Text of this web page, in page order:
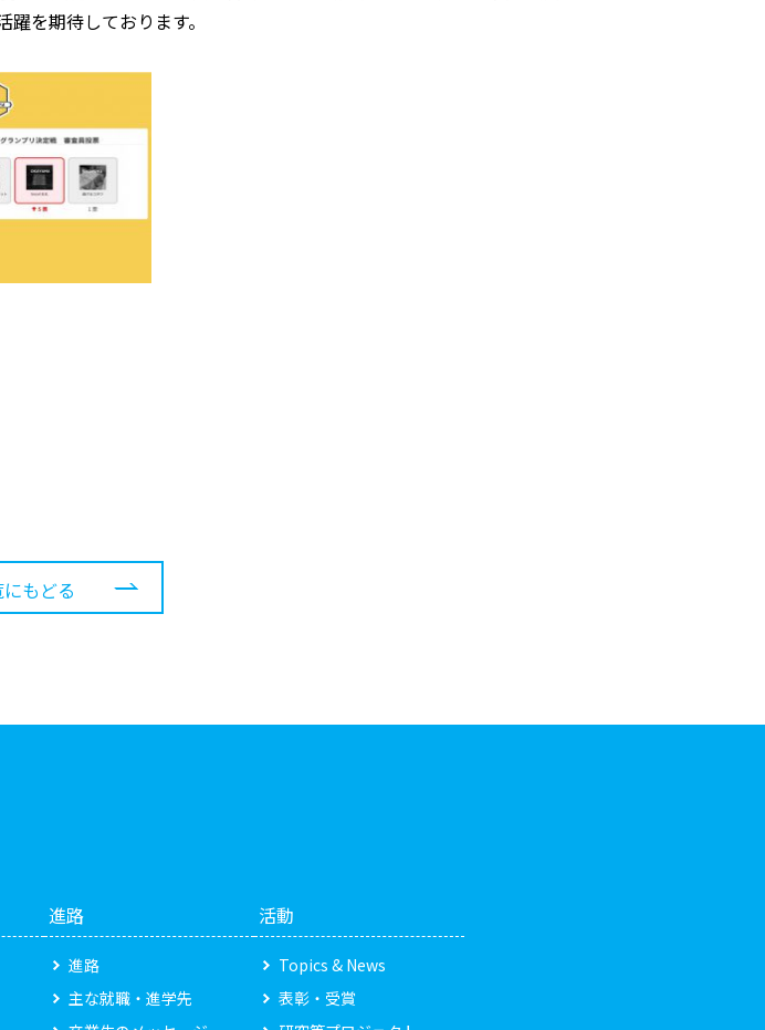
を期待しております。
もどる
進路
進路
主な就職・進学先
活動
Topics & News
表彰・受賞